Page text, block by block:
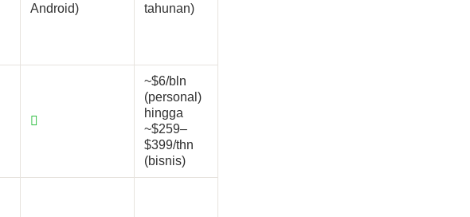
Android)
tahunan)
~$6/bln
(personal)
hingga
~$259–
$399/thn
(bisnis)